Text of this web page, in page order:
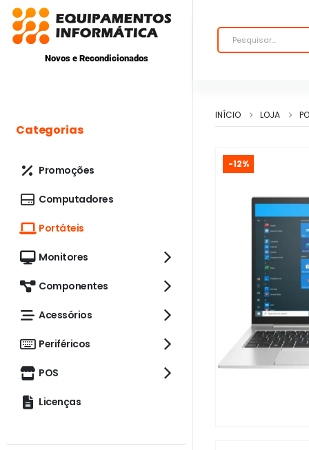
Novos e Recondicionados
INÍCIO LOJA
-12%
Categorias
Promoções
Computadores
Portáteis
Monitores
Componentes
Acessórios
Periféricos
POS
Licenças